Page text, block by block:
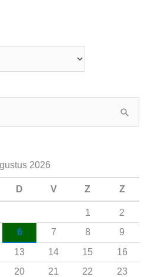
2026
D V Z Z
1
2
6 7 8
9
13 14 15
16
20 21 22
23